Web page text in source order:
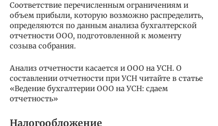
Соответствие перечисленным ограничениям и
объем прибыли, которую возможно распределить,
определяются по данным анализа бухгалтерской
отчетности ООО, подготовленной к моменту
созыва собрания.
Анализ отчетности касается и ООО на УСН. О
составлении отчетности при УСН читайте в статье
«Ведение бухгалтерии ООО на УСН: сдаем
отчетность»
Налогообложение